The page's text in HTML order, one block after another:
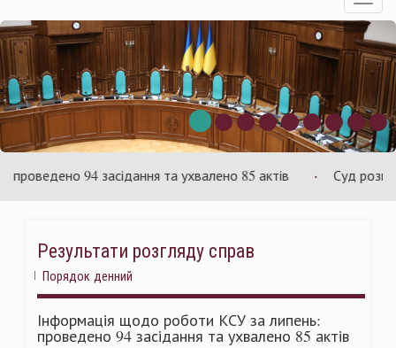
94 засідання та ухвалено 85 актів Суд
Результати розгляду справ
Порядок денний
Інформація щодо роботи КСУ за липень:
проведено 94 засідання та ухвалено 85 актів